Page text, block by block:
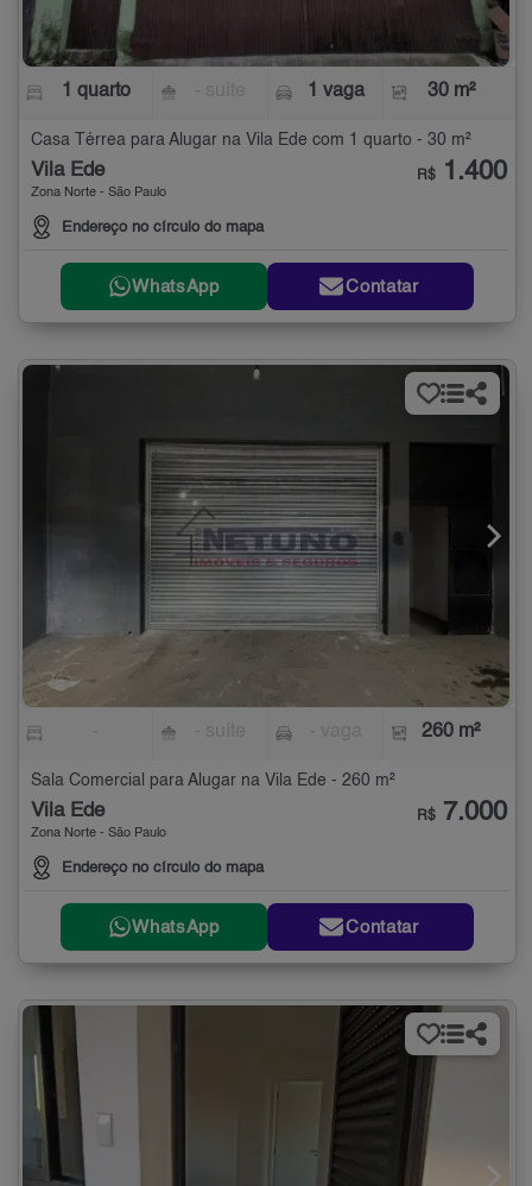
1 quarto 1 vaga 30 m²
Casa Térrea para Alugar na Vila Ede com 1 quarto - 30 m²
Vila Ede
Zona Norte - São Paulo
Endereço no círculo do mapa
R$ 1.400
WhatsApp Contatar
260 m²
Sala Comercial para Alugar na Vila Ede - 260 m²
Vila Ede
Zona Norte - São Paulo
Endereço no círculo do mapa
R$ 7.000
WhatsApp Contatar